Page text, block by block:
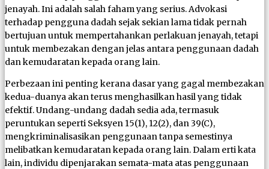
jenayah. Ini adalah salah faham yang serius. Advokasi
terhadap pengguna dadah sejak sekian lama tidak pernah
bertujuan untuk mempertahankan perlakuan jenayah, tetapi
untuk membezakan dengan jelas antara penggunaan dadah
dan kemudaratan kepada orang lain.
Perbezaan ini penting kerana dasar yang gagal membezakan
kedua-duanya akan terus menghasilkan hasil yang tidak
efektif. Undang-undang dadah sedia ada, termasuk
peruntukan seperti Seksyen 15(1), 12(2), dan 39(C),
mengkriminalisasikan penggunaan tanpa semestinya
melibatkan kemudaratan kepada orang lain. Dalam erti kata
lain, individu dipenjarakan semata-mata atas penggunaan